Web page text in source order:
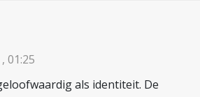
01:25
als identiteit. De